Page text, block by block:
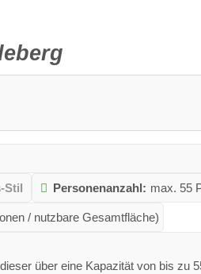
Stil Personenanzahl: max. 55
/ nutzbare Gesamtfläche)
über eine Kapazität von bis zu